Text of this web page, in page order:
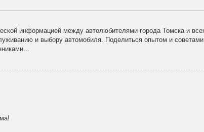
информацией между автолюбителями города Томска и
и выбору автомобиля. Поделиться опытом и